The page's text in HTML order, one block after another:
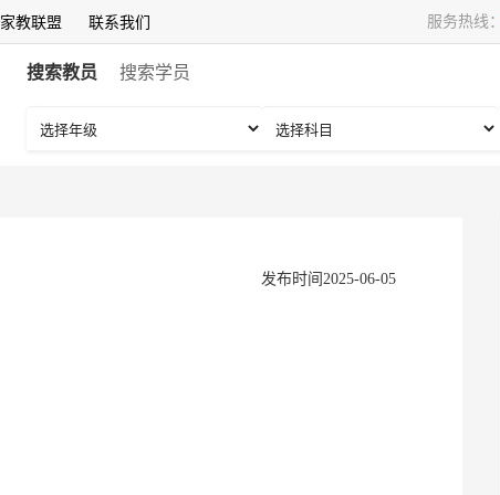
服务热线：
家教联盟 联系我们
搜索教员 搜索学员
发布时间2025-06-05